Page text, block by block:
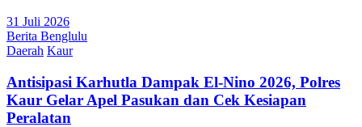
31 Juli 2026
Berita Benglulu
Daerah Kaur
Antisipasi Karhutla Dampak El-Nino 2026, Polres
Kaur Gelar Apel Pasukan dan Cek Kesiapan
Peralatan